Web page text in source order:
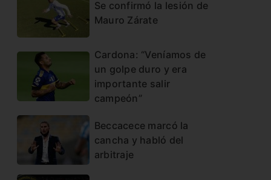
Se confirmó la lesión de
Mauro Zárate
Cardona: “Veníamos de
un golpe duro y era
importante salir
campeón”
Beccacece marcó la
cancha y habló del
arbitraje